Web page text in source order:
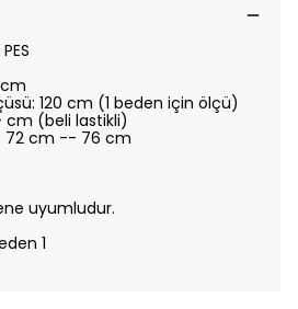
120 cm (1 beden için ölçü)
cm (beli lastikli)
72 cm -- 76 cm
uyumludur.
1